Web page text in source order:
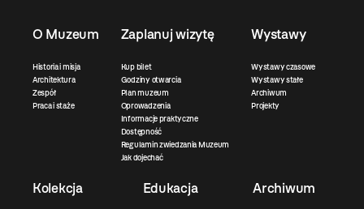
O Muzeum
Historia i misja
Architektura
Zespół
Praca i staże
Zaplanuj wizytę
Kup bilet
Godziny otwarcia
Plan muzeum
Oprowadzenia
Informacje praktyczne
Dostępność
Regulamin zwiedzania Muzeum
Jak dojechać
Wystawy
Wystawy czasowe
Wystawy stałe
Archiwum
Projekty
Kolekcja Edukacja Archiwum